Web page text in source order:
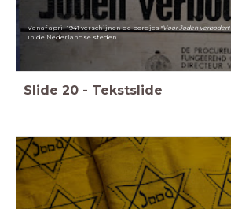
Vanaf april 1941 verschijnen de bordjes "Voor Joden verboden"
in de Nederlandse steden.
Slide 20 - Tekstslide